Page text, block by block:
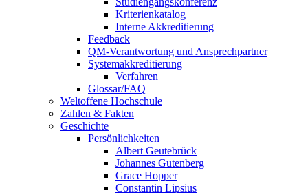
Kriterienkatalog
Interne Akkreditierung
Feedback
QM-Verantwortung und Ansprechpartner
Systemakkreditierung
Verfahren
Glossar/FAQ
Weltoffene Hochschule
Zahlen & Fakten
Geschichte
Persönlichkeiten
Albert Geutebrück
Johannes Gutenberg
Grace Hopper
Constantin Lipsius